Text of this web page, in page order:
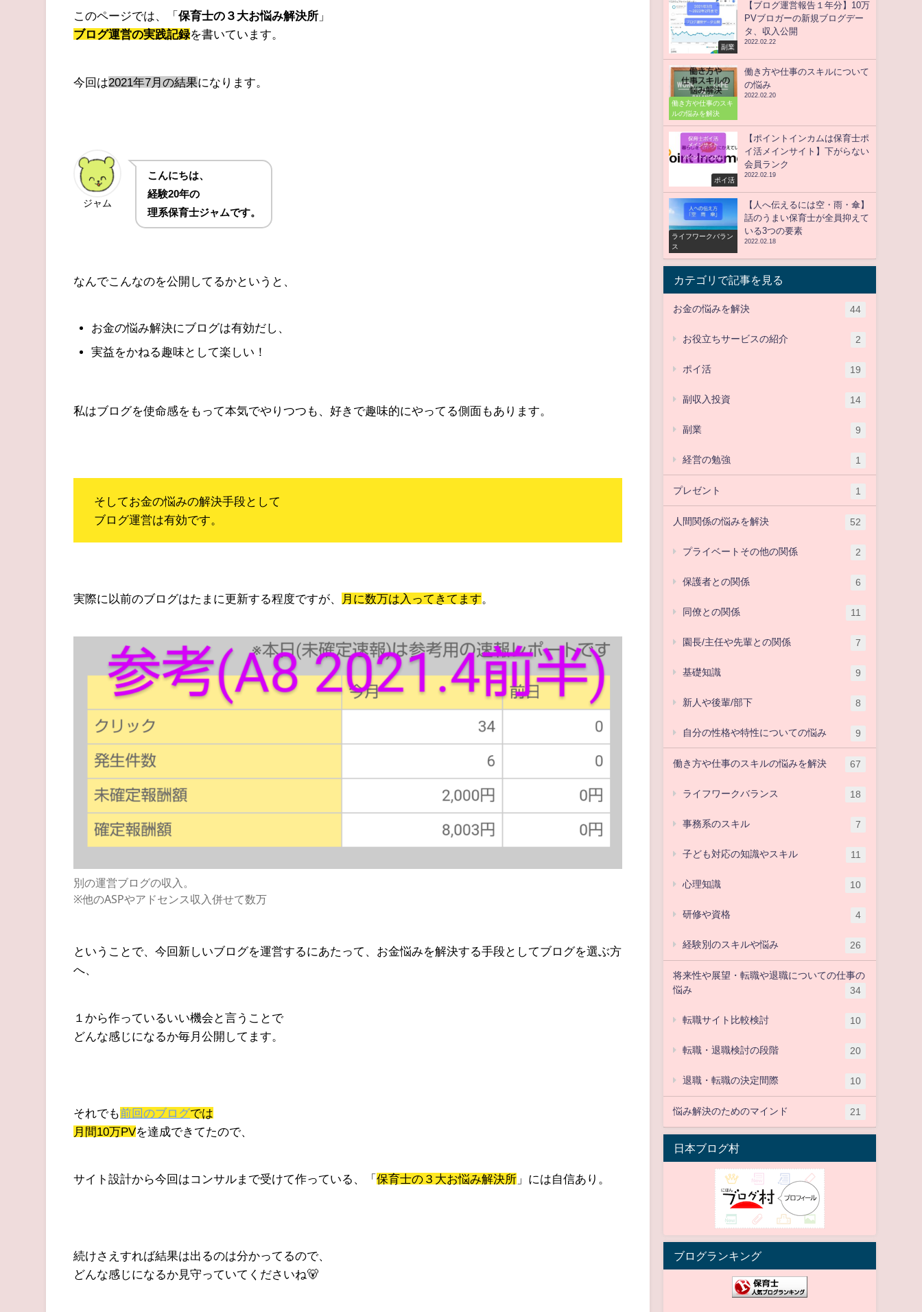
このページでは、「保育士の３大お悩み解決所 」
ブログ運営の実践記録を書いています。
今回は2021年7月の結果になります。
ジャム
こんにちは、
経験20年の
理系保育士ジャムです。
なんでこんなのを公開してるかというと、
お金の悩み解決にブログは有効だし、
実益をかねる趣味として楽しい！
私はブログを使命感をもって本気でやりつつも、好きで趣味的にやってる側面もあります。
そしてお金の悩みの解決手段として
ブログ運営は有効です。
実際に以前のブログはたまに更新する程度ですが、 月に数万は入ってきてます
別の運営ブログの収入。
※他のASPやアドセンス収入併せて数万
ということで、今回新しいブログを運営するにあたって、お金悩みを解決する手段としてブログを選ぶ方
へ、
１から作っているいい機会と言うことで
どんな感じになるか毎月公開してます。
それでも前回のブログでは
月間10万PVを達成できてたので、
サイト設計から今回はコンサルまで受けて作っている、「保育士の３大お悩み解決所 」には自信あり。
続けさえすれば結果は出るのは分かってるので、
どんな感じになるか見守っていてくださいね🐻
副業
【ブログ運営報告１年分】10万
PVブロガーの新規ブログデー
タ、収入公開
2022.02.22
働き方や仕事のスキ
ルの悩みを解決
働き方や仕事のスキルについて
の悩み
2022.02.20
ポイ活
【ポイントインカムは保育士ポ
イ活メインサイト】下がらない
会員ランク
2022.02.19
ライフワークバラン
ス
【人へ伝えるには空・雨・傘】
話のうまい保育士が全員抑えて
いる3つの要素
2022.02.18
カテゴリで記事を見る
お金の悩みを解決 44
お役立ちサービスの紹介 2
ポイ活 19
副収入投資 14
副業 9
経営の勉強 1
プレゼント 1
人間関係の悩みを解決 52
プライベートその他の関係 2
保護者との関係 6
同僚との関係 11
園長/主任や先輩との関係 7
基礎知識 9
新人や後輩/部下 8
自分の性格や特性についての悩み 9
働き方や仕事のスキルの悩みを解決 67
ライフワークバランス 18
事務系のスキル 7
子ども対応の知識やスキル 11
心理知識 10
研修や資格 4
経験別のスキルや悩み 26
将来性や展望・転職や退職についての仕事の
悩み
34
転職サイト比較検討 10
転職・退職検討の段階 20
退職・転職の決定間際 10
悩み解決のためのマインド 21
日本ブログ村
ブログランキング